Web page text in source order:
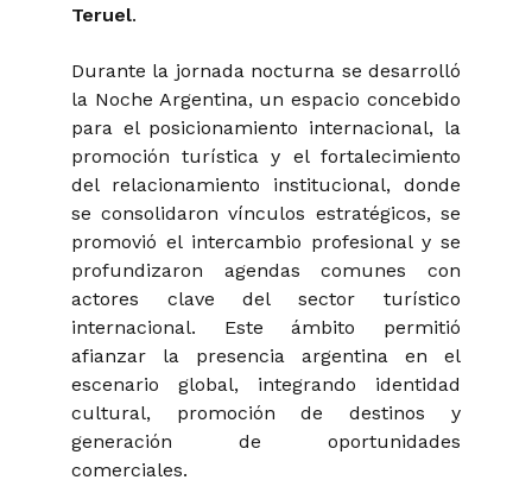
Teruel.
Durante la jornada nocturna se desarrolló
la Noche Argentina, un espacio concebido
para el posicionamiento internacional, la
promoción turística y el fortalecimiento
del relacionamiento institucional, donde
se consolidaron vínculos estratégicos, se
promovió el intercambio profesional y se
profundizaron agendas comunes con
actores clave del sector turístico
internacional. Este ámbito permitió
afianzar la presencia argentina en el
escenario global, integrando identidad
cultural, promoción de destinos y
generación de oportunidades
comerciales.